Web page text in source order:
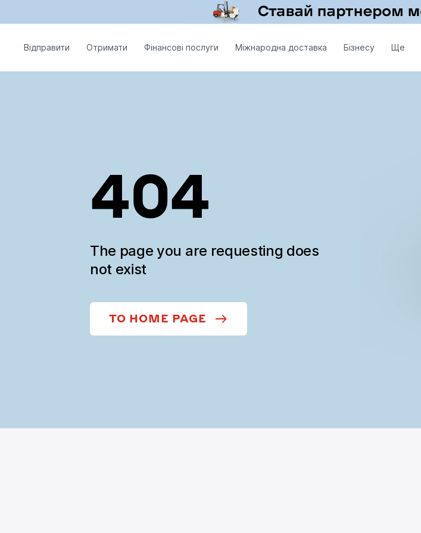
Відправити Отримати Фінансові послуги Міжнародна доставка Бізнесу Ще
404
The page you are requesting does
not exist
TO HOME PAGE